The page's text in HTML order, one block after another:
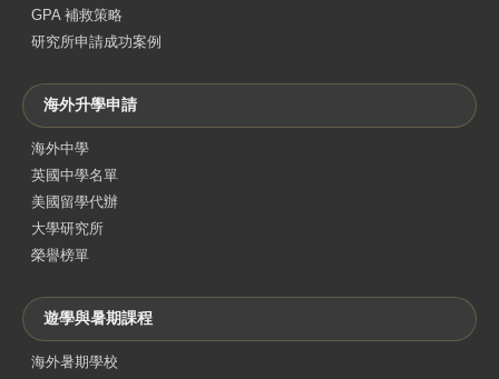
GPA 補救策略
研究所申請成功案例
海外升學申請
海外中學
英國中學名單
美國留學代辦
大學研究所
榮譽榜單
遊學與暑期課程
海外暑期學校